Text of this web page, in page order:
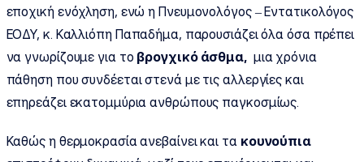
εποχική ενόχληση, ενώ η Πνευμονολόγος – Εντατικολόγος
ΕΟΔΥ, κ. Καλλιόπη Παπαδήμα, παρουσιάζει όλα όσα πρέπει
να γνωρίζουμε για το βρογχικό άσθμα,μια χρόνια
πάθηση που συνδέεται στενά με τις αλλεργίες και
επηρεάζει εκατομμύρια ανθρώπους παγκοσμίως.
Καθώς η θερμοκρασία ανεβαίνει και τα κουνούπια